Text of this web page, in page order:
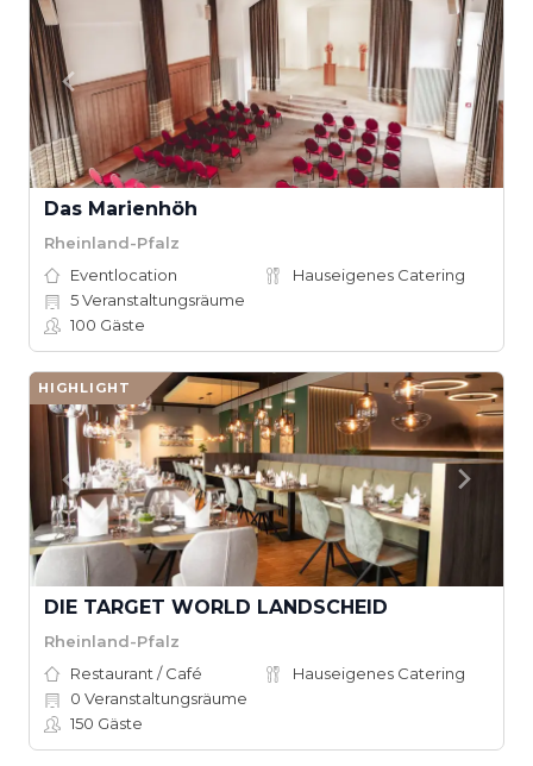
Das Marienhöh
Rheinland-Pfalz
Eventlocation
Hauseigenes Catering
5Veranstaltungsräume
100 Gäste
HIGHLIGHT
DIE TARGET WORLD LANDSCHEID
Rheinland-Pfalz
Restaurant / Café
Hauseigenes Catering
0 Veranstaltungsräume
150 Gäste